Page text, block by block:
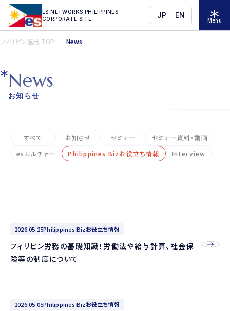
ES NETWORKS PHILIPPINES
CORPORATE SITE
JP EN
Menu
フィリピン進出 TOP News
News
お知らせ
すべて お知らせ セミナー
セミナー資料・動画
esカルチャー
Philippines Bizお役立ち情報 Interview
2026.05.25Philippines Bizお役立ち情報
フィリピン労務の基礎知識！労働法や給与計算、社会保
険等の制度について
2026.05.05Philippines Bizお役立ち情報